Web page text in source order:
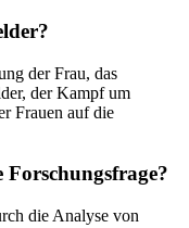
der Frau, das
der Kampf um
Frauen auf die
die Analyse von